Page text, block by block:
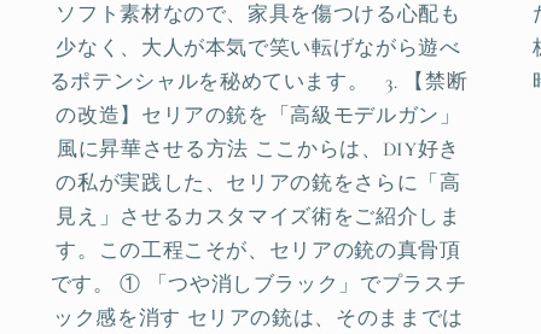
ソフト素材なので、家具を傷つける心配も
少なく、大人が本気で笑い転げながら遊べ
るポテンシャルを秘めています。 3. 【禁断
の改造】セリアの銃を「高級モデルガン」
風に昇華させる方法 ここからは、DIY好き
の私が実践した、セリアの銃をさらに「高
見え」させるカスタマイズ術をご紹介しま
す。この工程こそが、セリアの銃の真骨頂
です。 ① 「つや消しブラック」でプラスチ
ック感を消す セリアの銃は、そのままでは